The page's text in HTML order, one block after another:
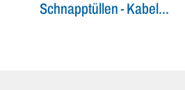
Schnapptüllen - Kabelbeschriftung